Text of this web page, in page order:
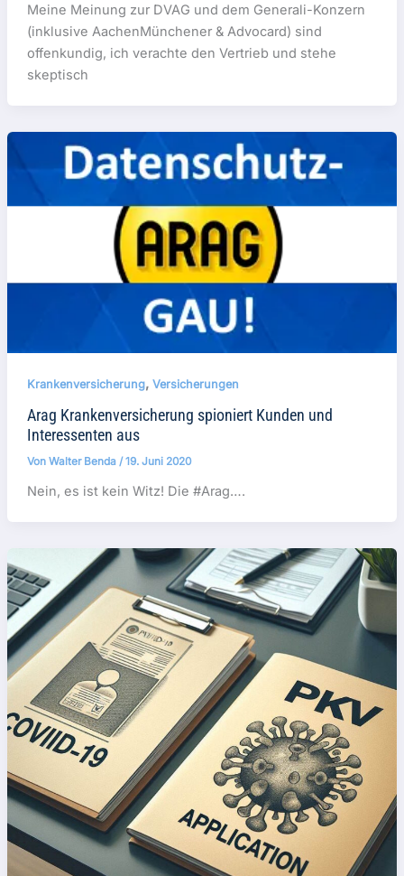
Meine Meinung zur DVAG und dem Generali-Konzern
(inklusive AachenMünchener & Advocard) sind
offenkundig, ich verachte den Vertrieb und stehe
skeptisch
Krankenversicherung, Versicherungen
Arag Krankenversicherung spioniert Kunden und
Interessenten aus
Von Walter Benda /19. Juni 2020
Nein, es ist kein Witz! Die #Arag….